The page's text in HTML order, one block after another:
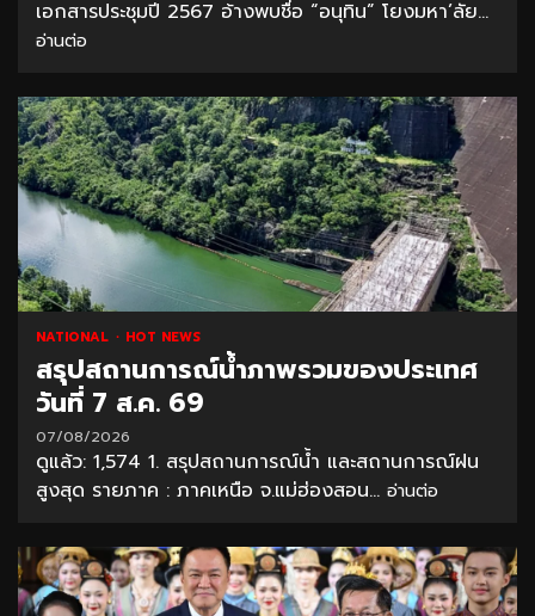
เอกสารประชุมปี 2567 อ้างพบชื่อ “อนุทิน” โยงมหา’ลัย...
อ่านต่อ
NATIONAL HOT NEWS
สรุปสถานการณ์น้ำภาพรวมของประเทศ
วันที่ 7 ส.ค. 69
07/08/2026
ดูแล้ว: 1,574 1. สรุปสถานการณ์น้ำ และสถานการณ์ฝน
สูงสุด รายภาค : ภาคเหนือ จ.แม่ฮ่องสอน... อ่านต่อ